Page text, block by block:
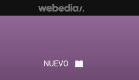
NUEVO